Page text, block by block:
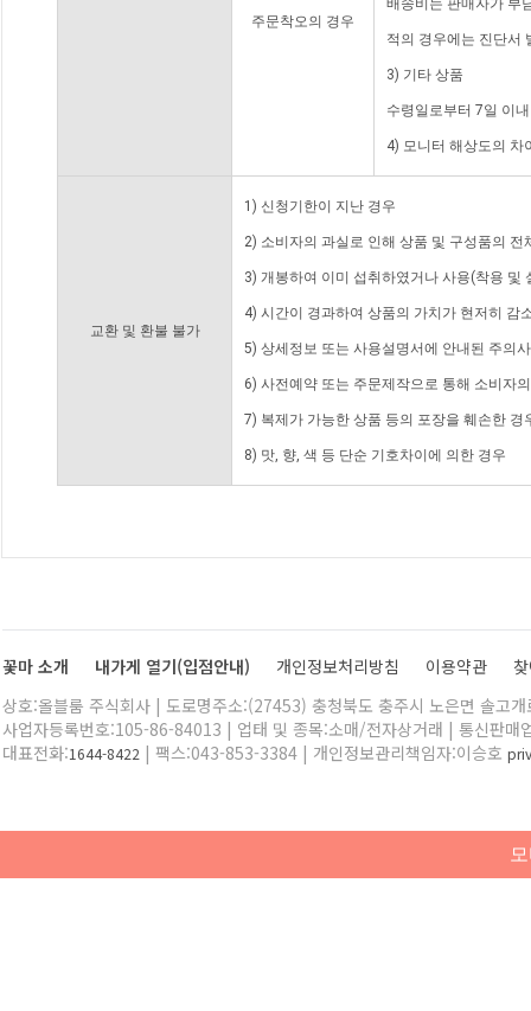
주문착오의 경우
배송비는 판매자가 부
적의 경우에는 진단서
3) 기타 상품
수령일로부터 7일 이
4) 모니터 해상도의 차
교환 및 환불 불가
1) 신청기한이 지난 경우
2) 소비자의 과실로 인해 상품 및 구성품의
3) 개봉하여 이미 섭취하였거나 사용(착용 및
4) 시간이 경과하여 상품의 가치가 현저히 감
5) 상세정보 또는 사용설명서에 안내된 주의
6) 사전예약 또는 주문제작으로 통해 소비자
7) 복제가 가능한 상품 등의 포장을 훼손한 경
8) 맛, 향, 색 등 단순 기호차이에 의한 경우
꽃마 소개 내가게 열기(입점안내) 개인정보처리방침 이용약관
상호:올블룸 주식회사 | 도로명주소:(27453) 충청북도 충주시 노은면 솔고
사업자등록번호:105-86-84013 | 업태 및 종목:소매/전자상거래 | 통신판매
대표전화:1644-8422 | 팩스:043-853-3384 | 개인정보관리책임자:이승호